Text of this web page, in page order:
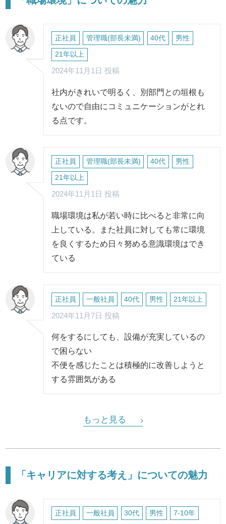
正社員 管理職(部長未満) 40代 男性
21年以上
2024年11月1日 投稿
社内がきれいで明るく、別部門との垣根も
ないので自由にコミュニケーションがとれ
る点です。
正社員 管理職(部長未満) 40代 男性
21年以上
2024年11月1日 投稿
職場環境は私が若い時に比べると非常に向
上している。また社員に対しても常に環境
を良くするため日々努める意識環境はでき
ている
正社員 一般社員 40代 男性 21年以上
2024年11月7日 投稿
何をするにしても、設備が充実しているの
で困らない
不便を感じたことは積極的に改善しようと
する雰囲気がある
もっと見る
「キャリアに対する考え」についての魅力
正社員 一般社員 30代 男性 7-10年